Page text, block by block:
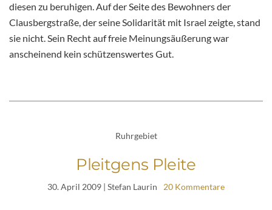
diesen zu beruhigen. Auf der Seite des Bewohners der
Clausbergstraße, der seine Solidarität mit Israel zeigte, stand
sie nicht. Sein Recht auf freie Meinungsäußerung war
anscheinend kein schützenswertes Gut.
Ruhrgebiet
Pleitgens Pleite
30. April 2009 | Stefan Laurin 20 Kommentare